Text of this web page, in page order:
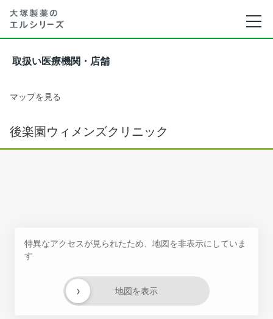
取扱い医療機関・店舗
マップを見る
後楽園ウィメンズクリニック
特異なアクセスが見られたため、地図を非表示にしていま
す
地図を表示
›